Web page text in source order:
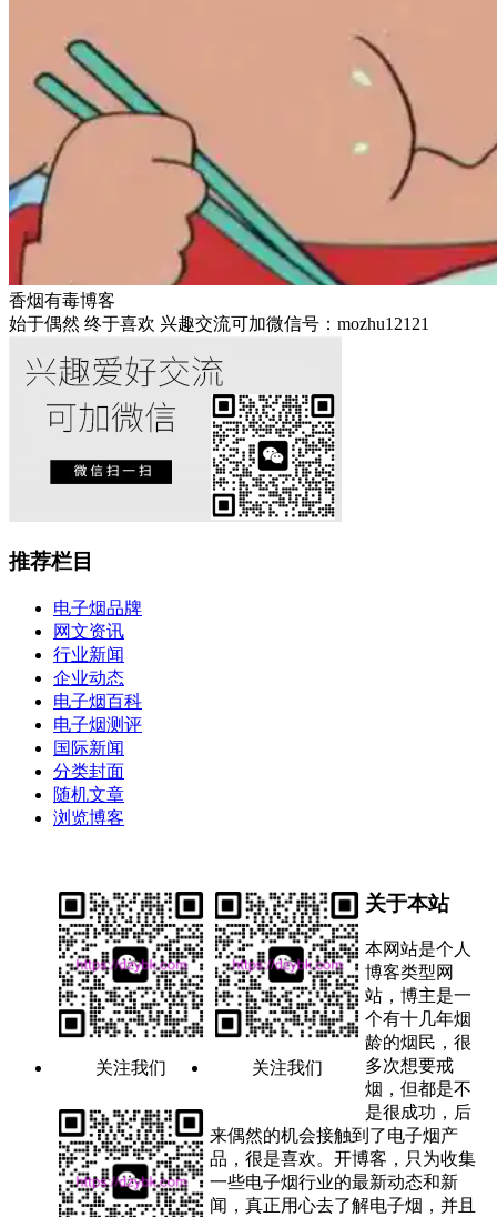
香烟有毒博客
始于偶然 终于喜欢 兴趣交流可加微信号：mozhu12121
推荐栏目
电子烟品牌
网文资讯
行业新闻
企业动态
电子烟百科
电子烟测评
国际新闻
分类封面
随机文章
浏览博客
关注我们 关注我们
关于本站
本网站是个人
博客类型网
站，博主是一
个有十几年烟
龄的烟民，很
多次想要戒
烟，但都是不
是很成功，后
来偶然的机会接触到了电子烟产
品，很是喜欢。开博客，只为收集
一些电子烟行业的最新动态和新
闻，真正用心去了解电子烟，并且